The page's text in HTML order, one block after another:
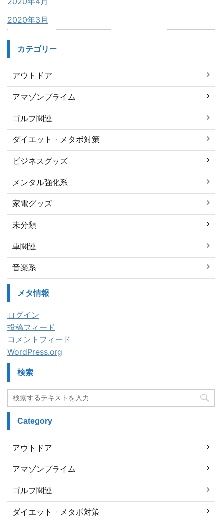
2020年3月
カテゴリー
アウトドア
アマゾンプライム
ゴルフ関連
ダイエット・メタボ対策
ビジネスグッズ
メンタル強化系
家電グッズ
未分類
車関連
音楽系
メタ情報
ログイン
投稿フィード
コメントフィード
WordPress.org
検索
Category
アウトドア
アマゾンプライム
ゴルフ関連
ダイエット・メタボ対策